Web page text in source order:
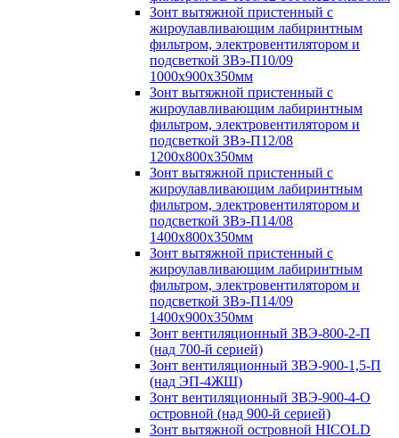
Зонт вытяжной пристенный с
жироулавливающим лабиринтным
фильтром, электровентилятором и
подсветкой ЗВэ-П10/09
1000х900х350мм
Зонт вытяжной пристенный с
жироулавливающим лабиринтным
фильтром, электровентилятором и
подсветкой ЗВэ-П12/08
1200х800х350мм
Зонт вытяжной пристенный с
жироулавливающим лабиринтным
фильтром, электровентилятором и
подсветкой ЗВэ-П14/08
1400х800х350мм
Зонт вытяжной пристенный с
жироулавливающим лабиринтным
фильтром, электровентилятором и
подсветкой ЗВэ-П14/09
1400х900х350мм
Зонт вентиляционный ЗВЭ-800-2-П
(над 700-й серией)
Зонт вентиляционный ЗВЭ-900-1,5-П
(над ЭП-4ЖШ)
Зонт вентиляционный ЗВЭ-900-4-О
островной (над 900-й серией)
Зонт вытяжной островной HICOLD